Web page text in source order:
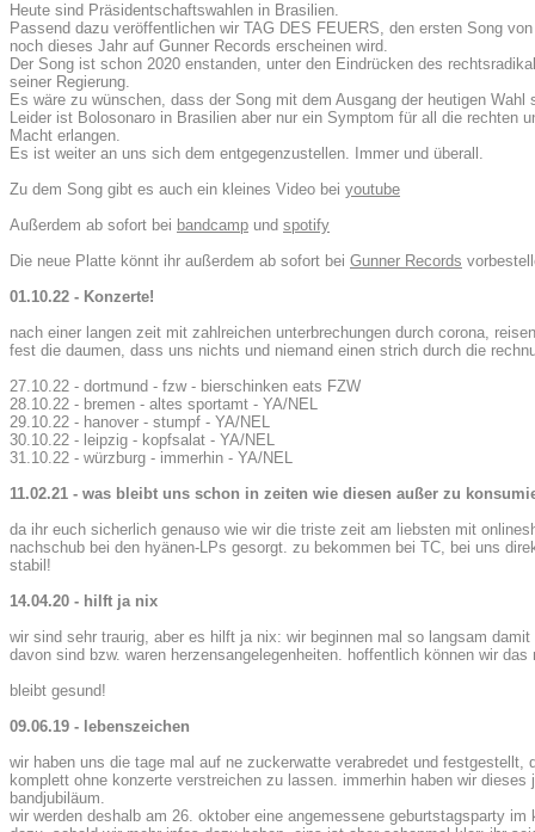
Heute sind Präsidentschaftswahlen in Brasilien.
Passend dazu veröffentlichen wir TAG DES FEUERS, den ersten Song
noch dieses Jahr auf Gunner Records erscheinen wird.
Der Song ist schon 2020 enstanden, unter den Eindrücken des
seiner Regierung.
Es wäre zu wünschen, dass der Song mit dem Ausgang der heutigen Wahl
Leider ist Bolosonaro in Brasilien aber nur ein Symptom für all die rechten
Macht erlangen.
Es ist weiter an uns sich dem entgegenzustellen. Immer und überall.
Zu dem Song gibt es auch ein kleines Video bei youtube
Außerdem ab sofort bei bandcamp und spotify
Die neue Platte könnt ihr außerdem ab sofort bei Gunner Records
01.10.22 - Konzerte!
nach einer langen zeit mit zahlreichen unterbrechungen durch corona,
fest die daumen, dass uns nichts und niemand einen strich durch die
27.10.22 - dortmund - fzw - bierschinken eats FZW
28.10.22 - bremen - altes sportamt - YA/NEL
29.10.22 - hanover - stumpf - YA/NEL
30.10.22 - leipzig - kopfsalat - YA/NEL
31.10.22 - würzburg - immerhin - YA/NEL
11.02.21 - was bleibt uns schon in zeiten wie diesen außer zu
da ihr euch sicherlich genauso wie wir die triste zeit am liebsten mit
nachschub bei den hyänen-LPs gesorgt. zu bekommen bei TC, bei uns
stabil!
14.04.20 - hilft ja nix
wir sind sehr traurig, aber es hilft ja nix: wir beginnen mal so langsam
davon sind bzw. waren herzensangelegenheiten. hoffentlich können wir das
bleibt gesund!
09.06.19 - lebenszeichen
wir haben uns die tage mal auf ne zuckerwatte verabredet und festgestellt,
komplett ohne konzerte verstreichen zu lassen. immerhin haben wir dieses
bandjubiläum.
wir werden deshalb am 26. oktober eine angemessene geburtstagsparty